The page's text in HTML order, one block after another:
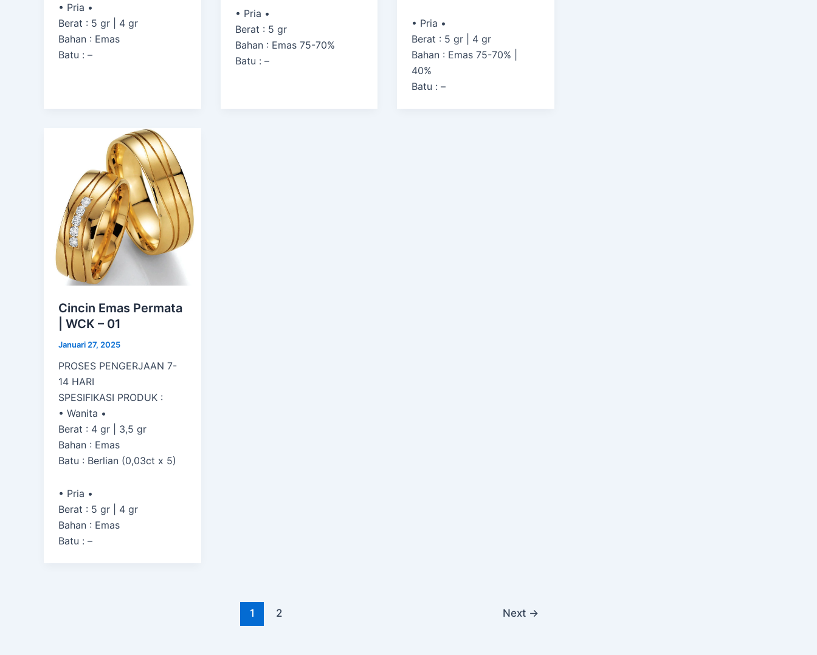
• Pria •
Berat : 5 gr | 4 gr
Bahan : Emas
Batu : –
• Pria •
Berat : 5 gr
Bahan : Emas 75-70%
Batu : –
• Pria •
Berat : 5 gr | 4 gr
Bahan : Emas 75-70% |
40%
Batu : –
Cincin Emas Permata
| WCK – 01
Januari 27, 2025
PROSES PENGERJAAN 7-
14 HARI
SPESIFIKASI PRODUK :
• Wanita •
Berat : 4 gr | 3,5 gr
Bahan : Emas
Batu : Berlian (0,03ct x 5)
• Pria •
Berat : 5 gr | 4 gr
Bahan : Emas
Batu : –
1 2 Next →